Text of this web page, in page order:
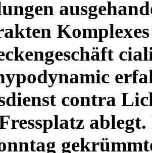
contra
ablegt.